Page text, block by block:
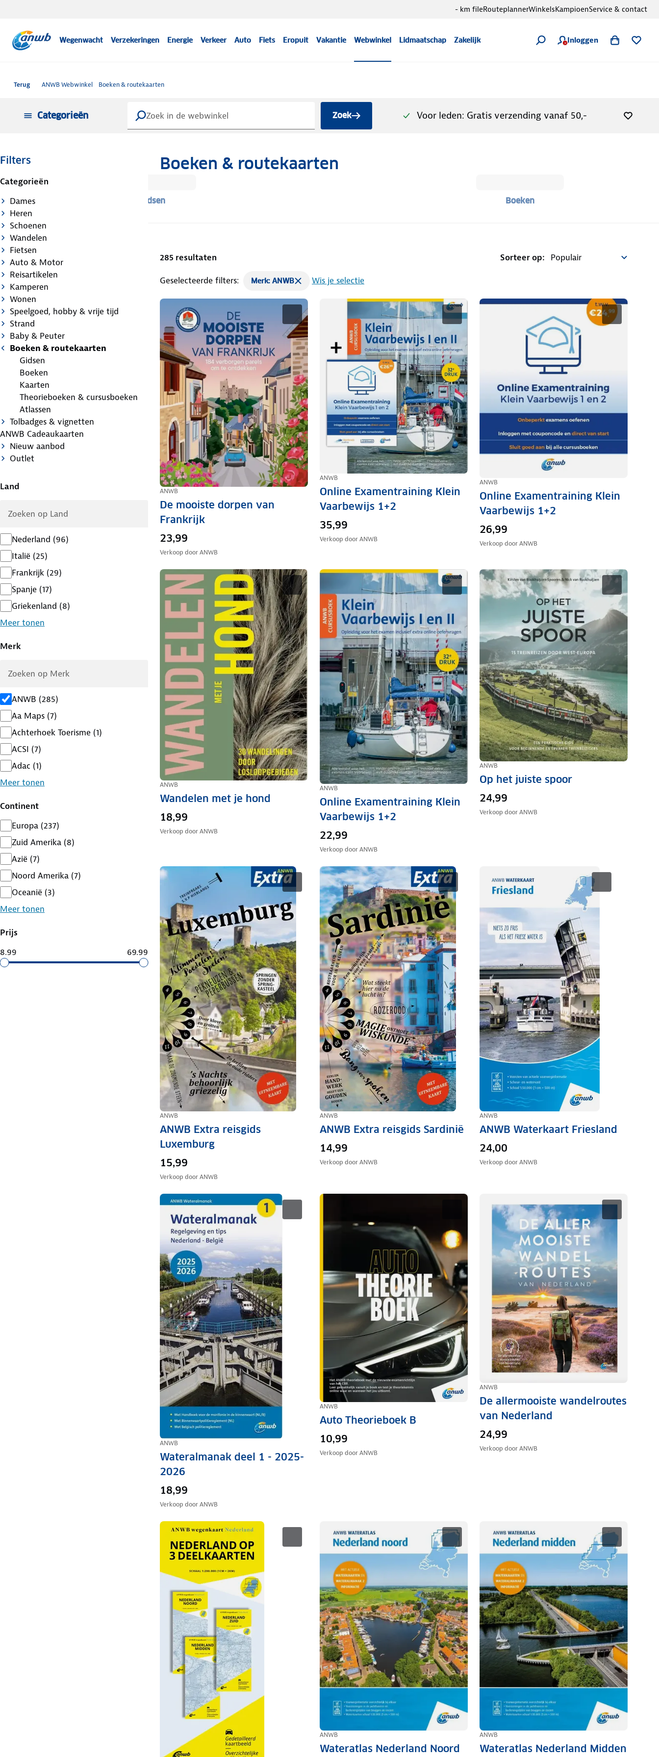
Wegenwacht Verzekeringen Energie Verkeer Auto Fiets Eropuit Vakantie Webwinkel Lidmaatschap Zakelijk Inloggen
- km fileRouteplannerWinkelsKampioenService & contact
Terug ANWB Webwinkel Boeken & routekaarten
Categorieën Zoek Voor leden: Gratis verzending vanaf 50,-
Filters
Categorieën
Dames
Heren
Schoenen
Wandelen
Fietsen
Auto & Motor
Reisartikelen
Kamperen
Wonen
Speelgoed, hobby & vrije tijd
Strand
Baby & Peuter
Boeken & routekaarten
Gidsen
Boeken
Kaarten
Theorieboeken & cursusboeken
Atlassen
Tolbadges & vignetten
ANWB Cadeaukaarten
Nieuw aanbod
Outlet
Land
Nederland (96)
Italië (25)
Frankrijk (29)
Spanje (17)
Griekenland (8)
Meer tonen
Merk
ANWB (285)
Aa Maps (7)
Achterhoek Toerisme (1)
ACSI (7)
Adac (1)
Meer tonen
Continent
Europa (237)
Zuid Amerika (8)
Azië (7)
Noord Amerika (7)
Oceanië (3)
Meer tonen
Prijs
8.99
69.99
Boeken & routekaarten
Gidsen Boeken
285 resultaten Sorteer op:
Geselecteerde filters: Merk: ANWB Wis je selectie
ANWB
De mooiste dorpen van
Frankrijk
23,99
Verkoop doorANWB
ANWB
Online Examentraining Klein
Vaarbewijs 1+2
35,99
Verkoop doorANWB
ANWB
Online Examentraining Klein
Vaarbewijs 1+2
26,99
Verkoop doorANWB
ANWB
Wandelen met je hond
18,99
Verkoop doorANWB
ANWB
Online Examentraining Klein
Vaarbewijs 1+2
22,99
Verkoop doorANWB
ANWB
Op het juiste spoor
24,99
Verkoop doorANWB
ANWB
ANWB Extra reisgids
Luxemburg
15,99
Verkoop doorANWB
ANWB
ANWB Extra reisgids Sardinië
14,99
Verkoop doorANWB
ANWB
ANWB Waterkaart Friesland
24,00
Verkoop doorANWB
ANWB
Wateralmanak deel 1 - 2025-
2026
18,99
Verkoop doorANWB
ANWB
Auto Theorieboek B
10,99
Verkoop doorANWB
ANWB
De allermooiste wandelroutes
van Nederland
24,99
Verkoop doorANWB
ANWB
Wateratlas Nederland Noord
ANWB
Wateratlas Nederland Midden